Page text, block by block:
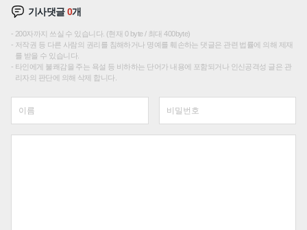
기사댓글0개
200자까지 쓰실 수 있습니다. (현재 0 byte / 최대 400byte)
저작권 등 다른 사람의 권리를 침해하거나 명예를 훼손하는 댓글은 관련 법률에 의해 제재
를 받을 수 있습니다.
타인에게 불쾌감을 주는 욕설 등 비하하는 단어가 내용에 포함되거나 인신공격성 글은 관
리자의 판단에 의해 삭제 합니다.